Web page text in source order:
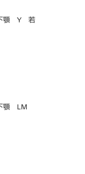
下顎 Y 若
下顎 LM